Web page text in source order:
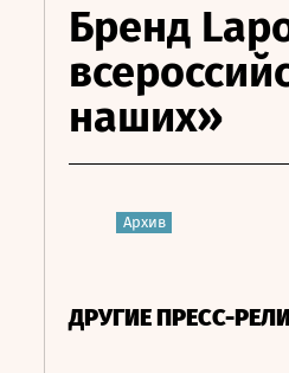
Бренд
наших»
Архив
ДРУГИЕ ПРЕСС-